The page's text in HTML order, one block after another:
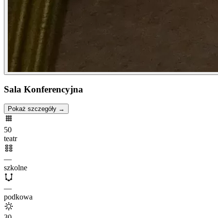
Sala Konferencyjna
Pokaż szczegóły →
50
teatr
—
szkolne
—
podkowa